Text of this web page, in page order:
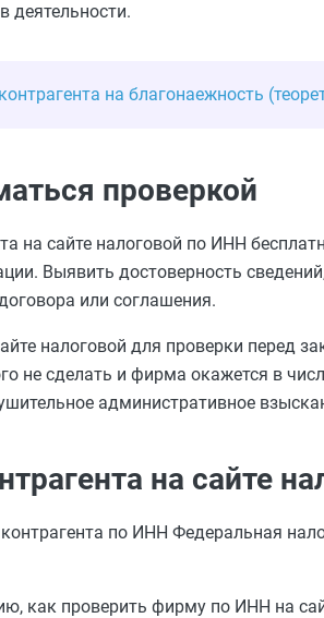
деятельности.
на благонаежность
проверкой
на сайте налоговой по ИНН
Выявить достоверность
или соглашения.
налоговой для проверки перед
не сделать и фирма окажется в
административное
на сайте
по ИНН Федеральная
как проверить фирму по ИНН на